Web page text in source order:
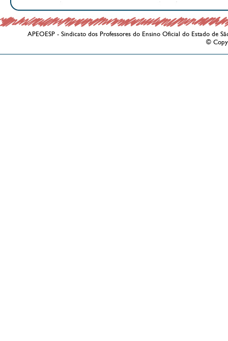
APEOESP - Sindicato dos Professores do Ensino Oficial do Estado de
©